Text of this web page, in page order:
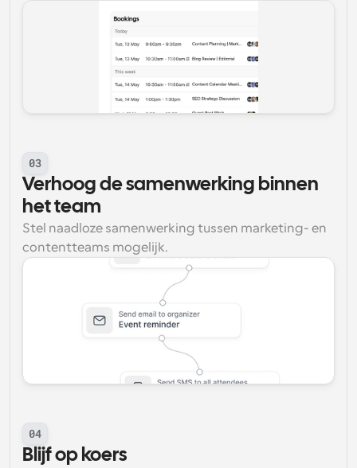
03
Verhoog de samenwerking binnen
het team
Stel naadloze samenwerking tussen marketing- en
contentteams mogelijk.
04
Blijf op koers